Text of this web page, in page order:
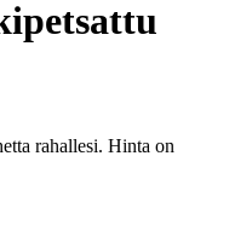
rahallesi. Hinta on